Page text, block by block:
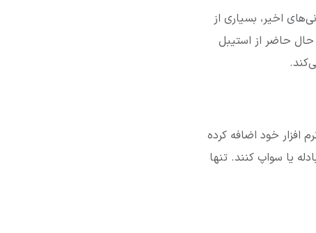
اخیر، بسیاری از
حاضر از استیبل
افزار خود اضافه کرده
یا سواپ کنند. تنها